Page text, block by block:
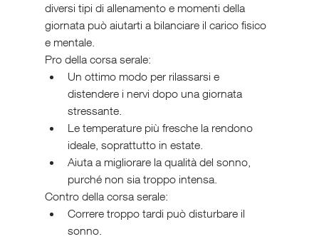
diversi tipi di allenamento e momenti della
giornata può aiutarti a bilanciare il carico fisico
e mentale.
Pro della corsa serale:
Un ottimo modo per rilassarsi e
distendere i nervi dopo una giornata
stressante.
Le temperature più fresche la rendono
ideale, soprattutto in estate.
Aiuta a migliorare la qualità del sonno,
purché non sia troppo intensa.
Contro della corsa serale:
Correre troppo tardi può disturbare il
sonno.